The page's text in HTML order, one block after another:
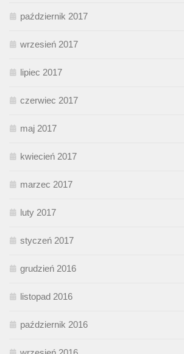
październik 2017
wrzesień 2017
lipiec 2017
czerwiec 2017
maj 2017
kwiecień 2017
marzec 2017
luty 2017
styczeń 2017
grudzień 2016
listopad 2016
październik 2016